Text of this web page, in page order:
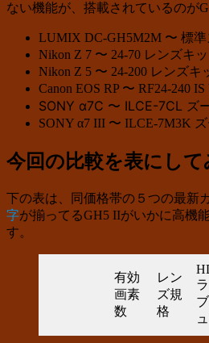
ない機能が、搭載されているのが
LUMIX DC-GH5M2M 〜 標準
Nikon Z 7 〜 24-70 レンズキッ
Nikon Z 5 〜 24-200 レンズキ
Canon EOS RP 〜 RF24-240
SONY α7C 〜 ILCE-7CL ズ
SONY α7 III 〜 ILCE-7M3K
今回の比較を表にして
下の表は、同価格帯の５つの最新
字が揃ってるGH5 IIがいかに高機
す。
有効
画素
数
レン
ズ規
格